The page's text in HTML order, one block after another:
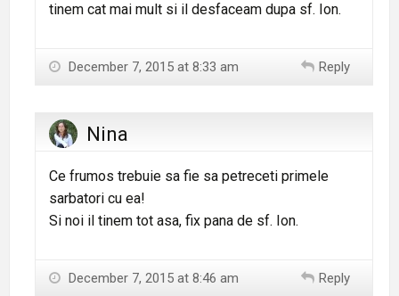
tinem cat mai mult si il desfaceam dupa sf. Ion.
December 7, 2015 at 8:33 am Reply
Nina
Ce frumos trebuie sa fie sa petreceti primele
sarbatori cu ea!
Si noi il tinem tot asa, fix pana de sf. Ion.
December 7, 2015 at 8:46 am Reply